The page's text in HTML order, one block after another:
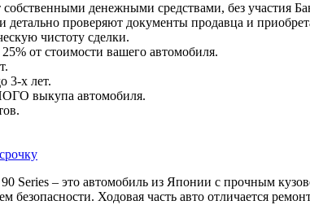
денежными средствами, без участия
проверяют документы продавца и
чистоту сделки.
от стоимости вашего автомобиля.
3-х лет.
выкупа автомобиля.
Series – это автомобиль из Японии с прочным
безопасности. Ходовая часть авто отличается